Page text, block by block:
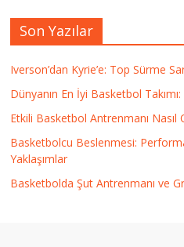
Son Yazılar
Iverson’dan Kyrie’e: Top Sürme
Dünyanın En İyi Basketbol
Etkili Basketbol Antrenmanı Nasıl
Basketbolcu Beslenmesi:
Yaklaşımlar
Basketbolda Şut Antrenmanı ve